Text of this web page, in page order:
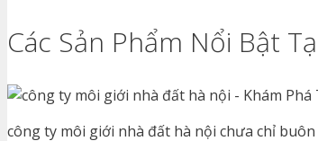
Các Sản Phẩm Nổi Bật
công ty môi giới nhà đất hà nội chưa chỉ